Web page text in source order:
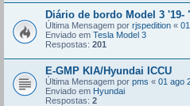
Diário de bordo Model 3 '19-
Última Mensagem por rjspedition «
Enviado em Tesla Model 3
Respostas: 201
E-GMP KIA/Hyundai ICCU
Última Mensagem por pms « 01 ago
Enviado em Hyundai
Respostas: 2